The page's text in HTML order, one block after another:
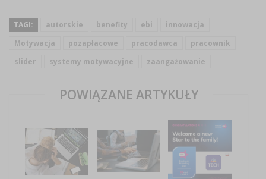
TAGI: autorskie benefity ebi
innowacja
Motywacja
pozapłacowe pracodawca
pracownik
slider
systemy motywacyjne zaangażowanie
POWIĄZANE ARTYKUŁY